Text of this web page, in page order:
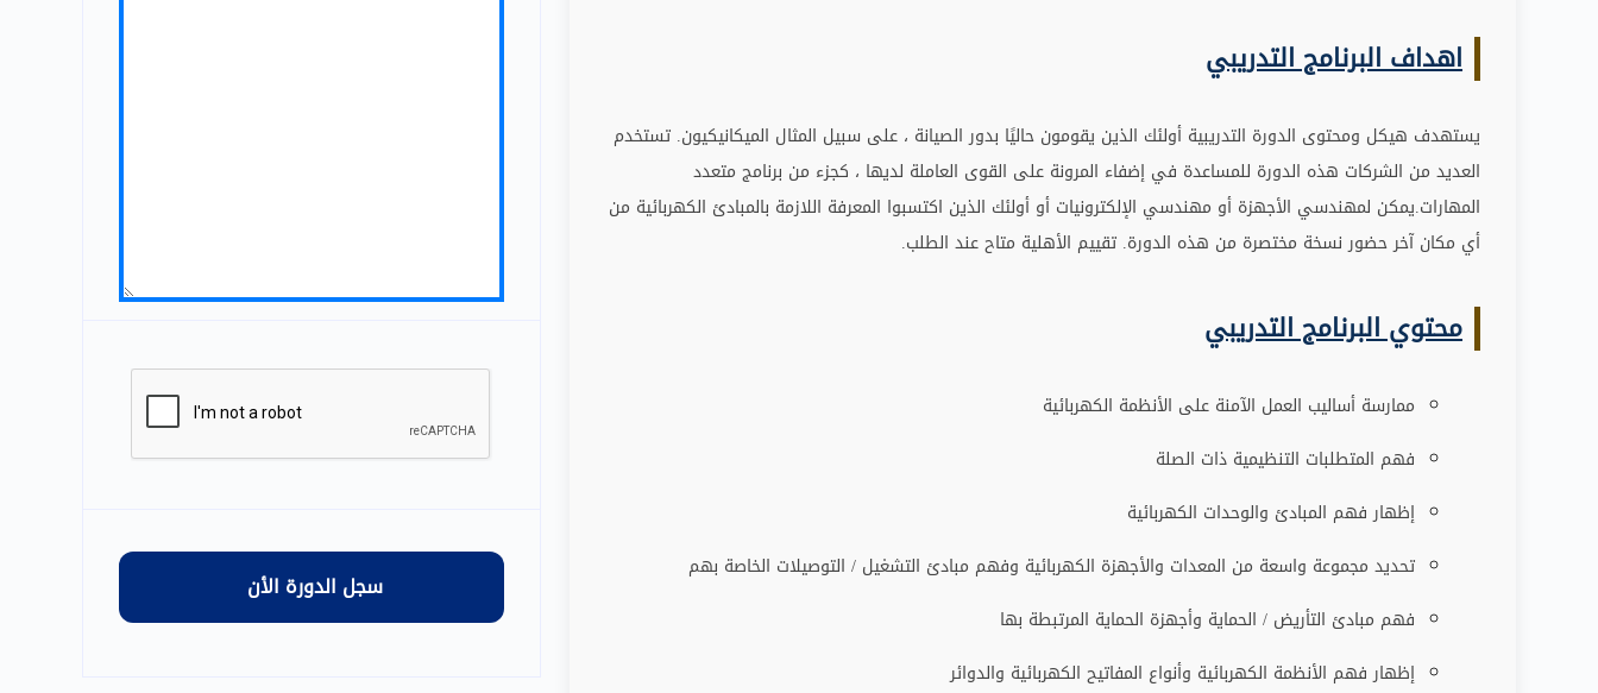
اهداف البرنامج التدريبي
يستهدف هيكل ومحتوى الدورة التدريبية أولئك الذين يقومون حاليًا بدور الصيانة ، على سبيل المثال الميكانيكيون. تستخدم
العديد من الشركات هذه الدورة للمساعدة في إضفاء المرونة على القوى العاملة لديها ، كجزء من برنامج متعدد
المهارات.يمكن لمهندسي الأجهزة أو مهندسي الإلكترونيات أو أولئك الذين اكتسبوا المعرفة اللازمة بالمبادئ الكهربائية من
أي مكان آخر حضور نسخة مختصرة من هذه الدورة. تقييم الأهلية متاح عند الطلب.
محتوي البرنامج التدريبي
ممارسة أساليب العمل الآمنة على الأنظمة الكهربائية
فهم المتطلبات التنظيمية ذات الصلة
إظهار فهم المبادئ والوحدات الكهربائية
تحديد مجموعة واسعة من المعدات والأجهزة الكهربائية وفهم مبادئ التشغيل / التوصيلات الخاصة بهم
فهم مبادئ التأريض / الحماية وأجهزة الحماية المرتبطة بها
إظهار فهم الأنظمة الكهربائية وأنواع المفاتيح الكهربائية والدوائر